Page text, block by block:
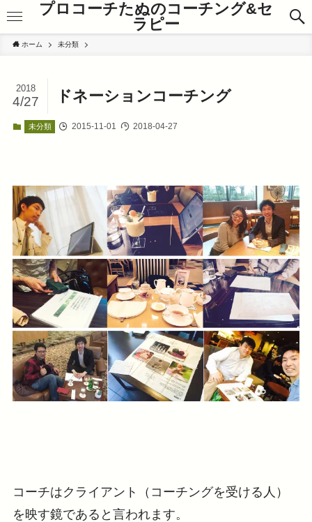
プロコーチたぬのコーチング&セ
ラピー
ホーム 未分類
ドネーションコーチング
2018
4/27
未分類 2015-11-01 2018-04-27
コーチはクライアント（コーチングを受ける人）
を映す鏡であると言われます。